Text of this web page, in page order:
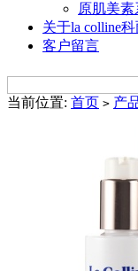
原肌美素
关于la colline
客户留言
当前位置: 首页 > 产